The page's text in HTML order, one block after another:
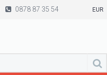
0878 87 35 54 EUR